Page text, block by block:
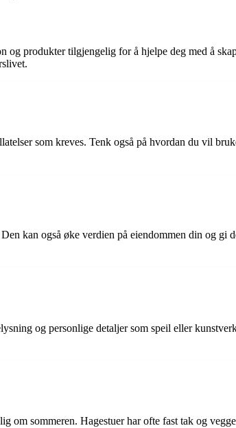
og produkter tilgjengelig for å hjelpe deg med å
som kreves. Tenk også på hvordan du vil
kan også øke verdien på eiendommen din og gi
og personlige detaljer som speil eller
sommeren. Hagestuer har ofte fast tak og